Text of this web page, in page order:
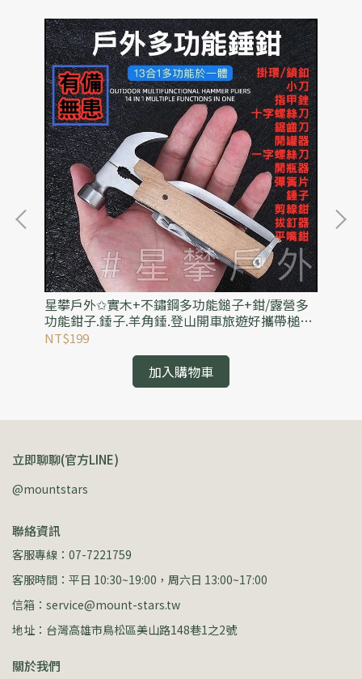
星攀戶外✩實木+不鏽鋼多功能鎚子+鉗/露營多
功能鉗子.錘子.羊角錘.登山開車旅遊好攜帶槌子/
安全摺疊錘+可破窗逃生錘
NT$199
加入購物車
立即聊聊(官方LINE)
@mountstars
聯絡資訊
客服專線：07-7221759
客服時間：平日 10:30~19:00，周六日 13:00~17:00
信箱：service@mount-stars.tw
地址：台灣高雄市鳥松區美山路148巷1之2號
關於我們